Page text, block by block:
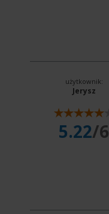
użytkownik:
Jerysz
5.22/6